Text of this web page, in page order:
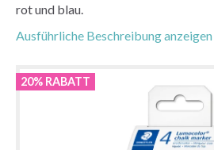
rot und blau.
Ausführliche Beschreibung anzeigen
20% RABATT